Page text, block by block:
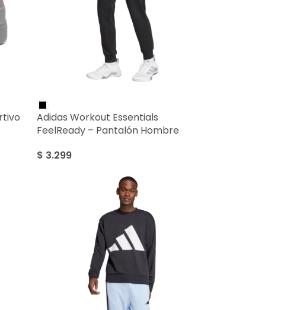
Adidas Workout Essentials
FeelReady – Pantalón Hombre
$ 3.299